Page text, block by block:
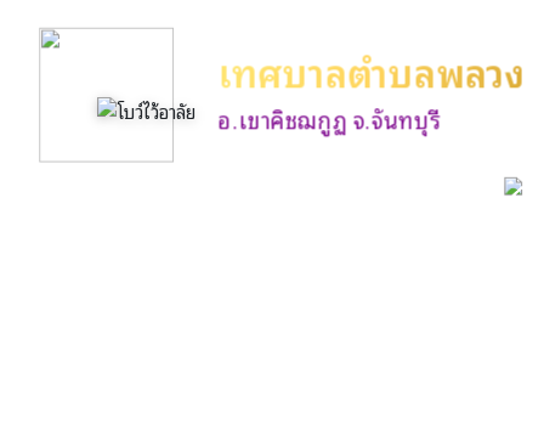
เทศบาลตำบลพลวง
อ.เขาคิชฌกูฏ จ.จันทบุรี